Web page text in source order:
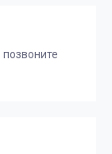
позвоните